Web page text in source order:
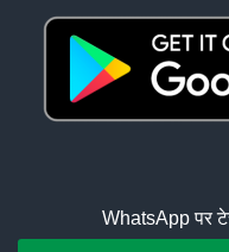
WhatsApp पर